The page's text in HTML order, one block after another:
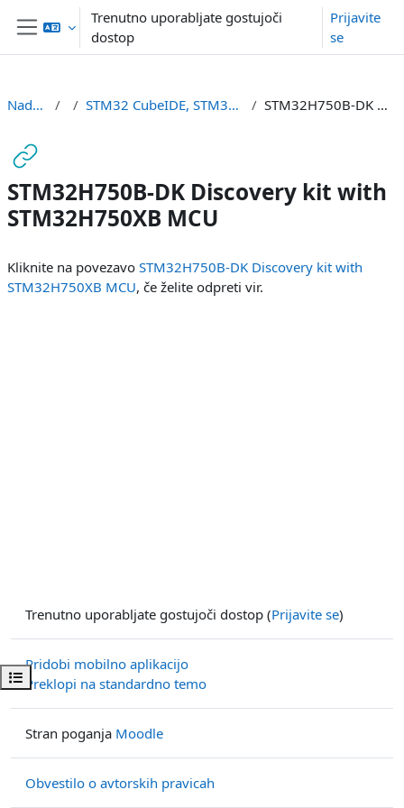
Preskoči na glavno vsebino
Stransko polje
Trenutno uporabljate gostujoči
dostop
Prijavite
se
Odpri kazalo predmeta
Nadzorna plošča or STM32 CubeIDE, STM32H7 (izbrana dokumentacija, začetni projekti) STM32H750B-DK Discovery kit with STM32H750XB MCU
STM32H750B-DK Discovery kit with
STM32H750XB MCU
Kliknite na povezavo STM32H750B-DK Discovery kit with
STM32H750XB MCU, če želite odpreti vir.
Trenutno uporabljate gostujoči dostop (Prijavite se)
Pridobi mobilno aplikacijo
Preklopi na standardno temo
Stran poganja Moodle
Obvestilo o avtorskih pravicah